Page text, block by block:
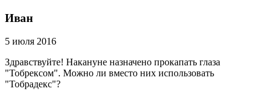
Иван
5 июля 2016
Здравствуйте! Накануне назначено прокапать глаза
"Тобрексом". Можно ли вместо них использовать
"Тобрадекс"?